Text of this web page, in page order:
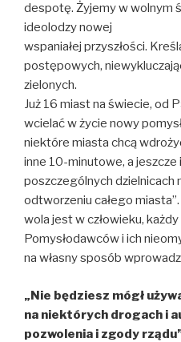
despotę. Żyjemy w wolnym
ideolodzy nowej
wspaniałej przyszłości.
postępowych,
zielonych.
Już 16 miast na świecie, od
wcielać w życie nowy
niektóre miasta chcą
inne 10-minutowe, a jeszcze
poszczególnych dzielnicach
odtworzeniu całego
wola jest w człowieku,
Pomysłodawców i ich
na własny sposób
„Nie będziesz mógł
na niektórych drogach i
pozwolenia i zgody